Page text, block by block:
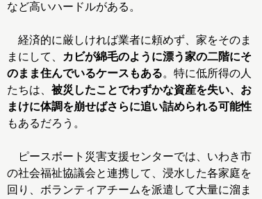
など高いハードルがある。
経済的に厳しければ業者に頼めず、家をそのま
まにして、 カビが綿毛のように漂う家の二階にそ
のまま住んでいるケースもある。特に低所得の人
たちは、 被災したことでわずかな資産を失い、お
まけに体調を崩せばさらに追い詰められる可能性
もあるだろう。
ピースボート災害支援センターでは、いわき市
の社会福祉協議会と連携して、浸水した各家庭を
回り、ボランティアチームを派遣して大量に溜ま